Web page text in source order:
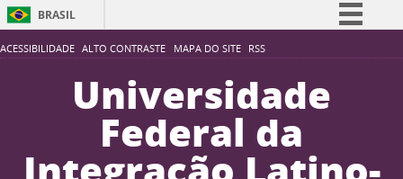
ACESSIBILIDADE ALTO CONTRASTE MAPA DO SITE RSS
BRASIL
Simplifique!
Participe
Acesso à informação
Legislação
Universidade
Federal da